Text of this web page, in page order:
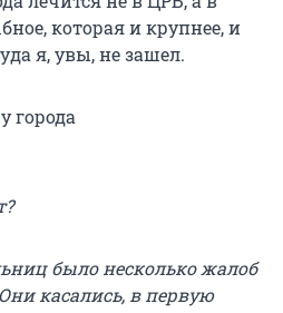
которая и крупнее, и
я, увы, не зашел.
города
было несколько жалоб
касались, в первую